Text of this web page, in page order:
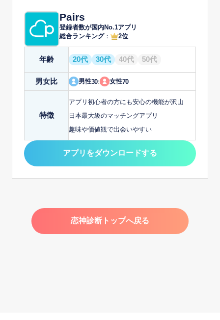
Pairs
登録者数が国内No.1アプリ
総合ランキング： 2位
年齢 20代 30代 40代 50代
男女比 男性30: 女性70
特徴
アプリ初心者の方にも安心の機能が沢山
日本最大級のマッチングアプリ
趣味や価値観で出会いやすい
アプリをダウンロードする
恋神診断トップへ戻る